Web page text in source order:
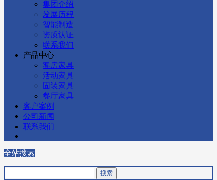
集团介绍
发展历程
智能制造
资质认证
联系我们
产品中心
客房家具
活动家具
固装家具
餐厅家具
客户案例
公司新闻
联系我们
全站搜索